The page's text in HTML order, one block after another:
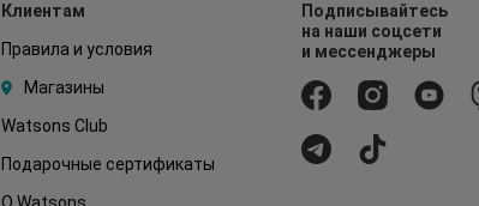
Клиентам
Правила и условия
Магазины
Watsons Club
Подарочные сертификаты
Подписывайтесь
на наши соцсети
и мессенджеры